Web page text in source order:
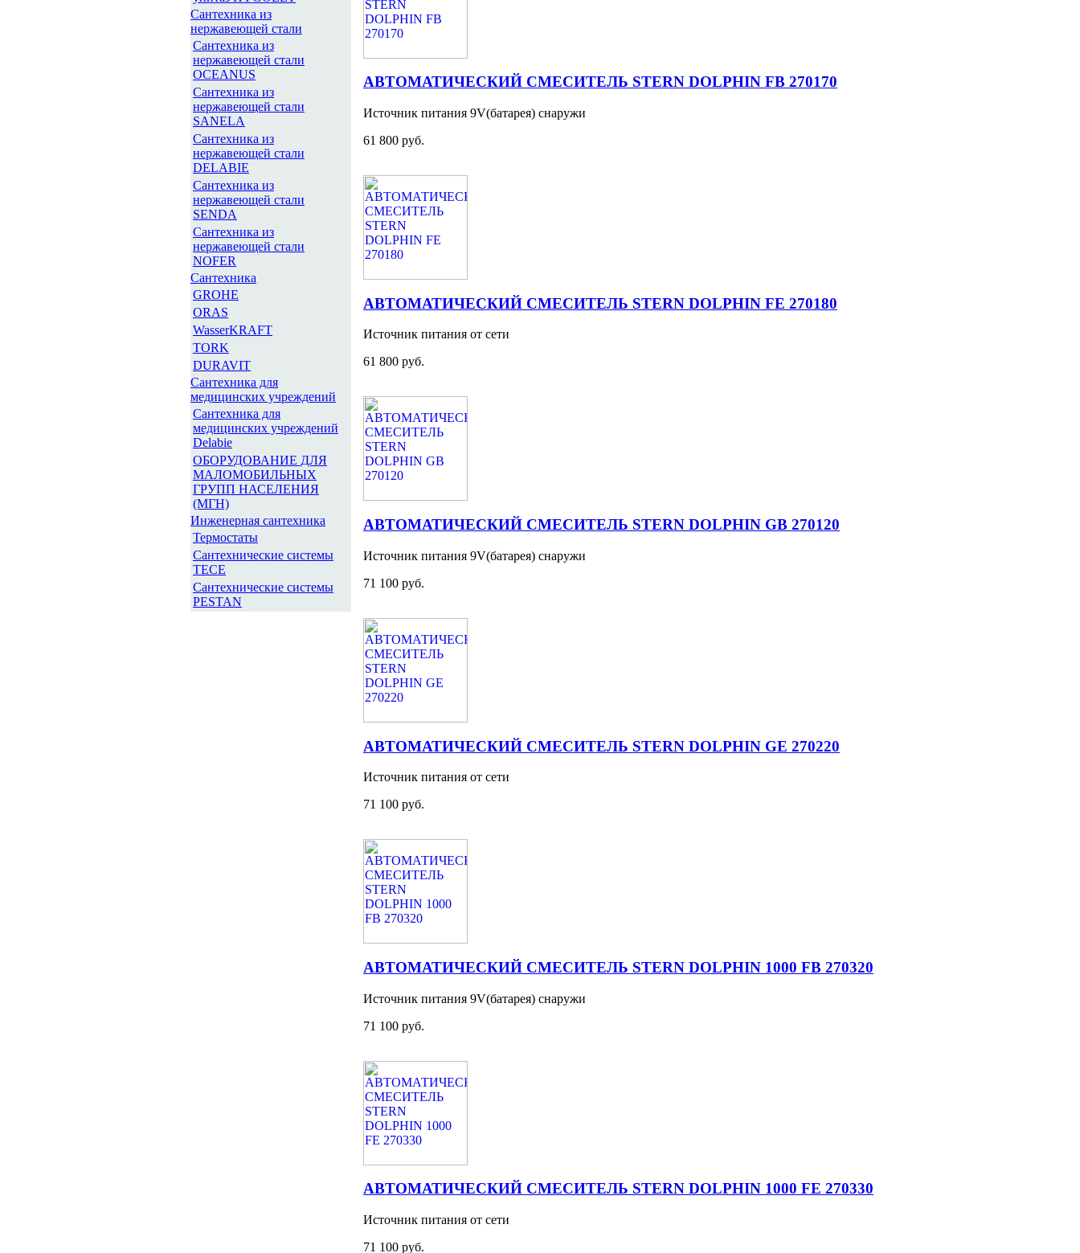
Сантехника из
нержавеющей стали
Сантехника из
нержавеющей стали
OCEANUS
Сантехника из
нержавеющей стали
SANELA
Сантехника из
нержавеющей стали
DELABIE
Сантехника из
нержавеющей стали
SENDA
Сантехника из
нержавеющей стали
NOFER
Сантехника
GROHE
ORAS
WasserKRAFT
TORK
DURAVIT
Сантехника для
медицинских учреждений
Сантехника для
медицинских учреждений
Delabie
ОБОРУДОВАНИЕ ДЛЯ
МАЛОМОБИЛЬНЫХ
ГРУПП НАСЕЛЕНИЯ
(МГН)
Инженерная сантехника
Термостаты
Сантехнические системы
TECE
Сантехнические системы
PESTAN
АВТОМАТИЧЕСКИЙ СМЕСИТЕЛЬ STERN DOLPHIN FB 270170
Источник питания 9V(батарея) снаружи
61 800 руб.
АВТОМАТИЧЕСКИЙ СМЕСИТЕЛЬ STERN DOLPHIN FE 270180
Источник питания от сети
61 800 руб.
АВТОМАТИЧЕСКИЙ СМЕСИТЕЛЬ STERN DOLPHIN GB 270120
Источник питания 9V(батарея) снаружи
71 100 руб.
АВТОМАТИЧЕСКИЙ СМЕСИТЕЛЬ STERN DOLPHIN GE 270220
Источник питания от сети
71 100 руб.
АВТОМАТИЧЕСКИЙ СМЕСИТЕЛЬ STERN DOLPHIN 1000 FB 270320
Источник питания 9V(батарея) снаружи
71 100 руб.
АВТОМАТИЧЕСКИЙ СМЕСИТЕЛЬ STERN DOLPHIN 1000 FE 270330
Источник питания от сети
71 100 руб.